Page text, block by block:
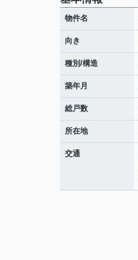
物件名
向き
種別/構造
築年月
総戸数
所在地
交通